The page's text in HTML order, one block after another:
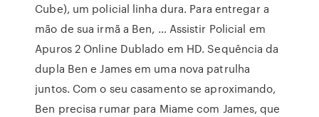
Cube), um policial linha dura. Para entregar a
mão de sua irmã a Ben, … Assistir Policial em
Apuros 2 Online Dublado em HD. Sequência da
dupla Ben e James em uma nova patrulha
juntos. Com o seu casamento se aproximando,
Ben precisa rumar para Miame com James, que